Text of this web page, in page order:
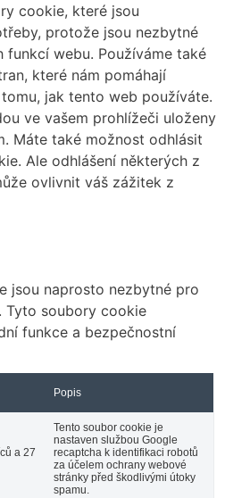
cookie, které jsou
protože jsou nezbytné
funkcí webu. Používáme také
které nám pomáhají
jak tento web používáte.
ve vašem prohlížeči uloženy
Máte také možnost odhlásit
Ale odhlášení některých z
ovlivnit váš zážitek z
jsou naprosto nezbytné pro
Tyto soubory cookie
funkce a bezpečnostní
Popis
a 27
Tento soubor cookie je
nastaven službou Google
recaptcha k identifikaci robotů
za účelem ochrany webové
stránky před škodlivými útoky
spamu.